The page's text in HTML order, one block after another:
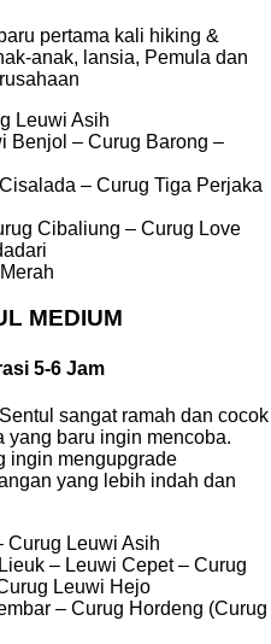
pertama kali hiking &
anak, lansia, Pemula dan
Leuwi Asih
Benjol – Curug Barong –
– Curug Tiga Perjaka
Cibaliung – Curug Love
MEDIUM
5-6 Jam
sangat ramah dan cocok
yang baru ingin mencoba.
ingin mengupgrade
yang lebih indah dan
Curug Leuwi Asih
– Leuwi Cepet – Curug
Leuwi Hejo
– Curug Hordeng (Curug